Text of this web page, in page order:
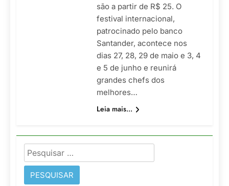
são a partir de R$ 25. O
festival internacional,
patrocinado pelo banco
Santander, acontece nos
dias 27, 28, 29 de maio e 3, 4
e 5 de junho e reunirá
grandes chefs dos
melhores…
Leia mais...
Pesquisar
por: